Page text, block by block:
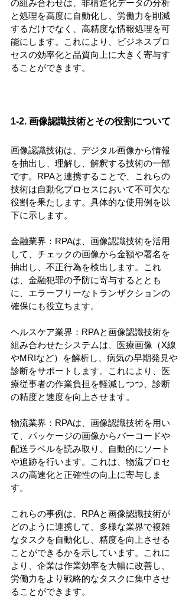
の組み合わせは、非構造化データの分析
と処理を高度に自動化し、労働力を削減
するだけでなく、高精度な情報処理を可
能にします。これにより、ビジネスプロ
セスの効率化と品質向上に大きく寄与す
ることができます。
1-2. 画像認識技術とその役割について
画像認識技術は、デジタル画像から情報
を抽出し、理解し、解釈する技術の一部
です。RPAと連携することで、これらの
技術は自動化プロセスにおいて不可欠な
役割を果たします。具体的な使用例を以
下に示します。
金融業界：RPAは、画像認識技術を活用
して、チェックの画像から金額や署名を
抽出し、不正行為を検出します。これ
は、金融犯罪の予防に寄与するととも
に、エラーフリーなトランザクションの
確保にも役立ちます。
ヘルスケア業界：RPAと画像認識技術を
組み合わせたシステムは、医療画像（X線
やMRIなど）を解析し、病気の早期発見や
診断をサポートします。これにより、医
療従事者の作業負担を軽減しつつ、診断
の精度と速度を向上させます。
物流業界：RPAは、画像認識技術を用い
て、パッケージの画像からバーコードや
配送ラベルを読み取り、自動的にソート
や追跡を行います。これは、物流プロセ
スの高速化と正確性の向上に寄与しま
す。
これらの事例は、RPAと画像認識技術が
どのように連携して、多様な業界で複雑
なタスクを自動化し、精度を向上させる
ことができるかを示しています。これに
より、企業は作業効率を大幅に改善し、
労働力をより戦略的なタスクに集中させ
ることができます。